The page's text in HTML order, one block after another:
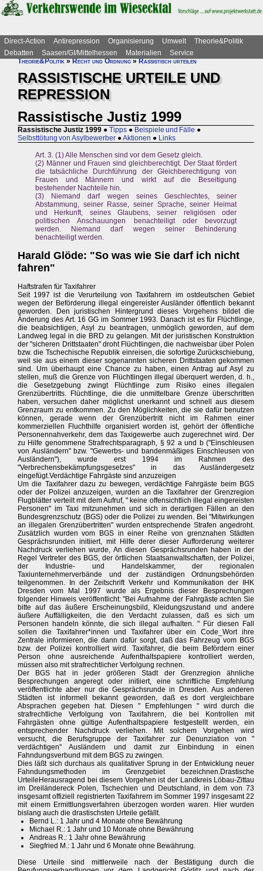
Direct-Action Antirepression Organisierung Umwelt
Theorie&Politik
Debatten
Saasen/GI/Mittelhessen Materialien
Service
Theorie&Politik»Recht und Ordnung»Rassistisch urteilen
RASSISTISCHE URTEILE UND
REPRESSION
Rassistische Justiz 1999
Rassistische Justiz 1999 ● Tipps ● Beispiele und Fälle ●
Selbsttötung von Asylbewerber ●Aktionen ● Links
Art. 3. (1) Alle Menschen sind vor dem Gesetz gleich.
(2) Männer und Frauen sind gleichberechtigt. Der Staat fördert
die tatsächliche Durchführung der Gleichberechtigung von
Frauen und Männern und wirkt auf die Beseitigung
bestehender Nachteile hin.
(3) Niemand darf wegen seines Geschlechtes, seiner
Abstammung, seiner Rasse, seiner Sprache, seiner Heimat
und Herkunft, seines Glaubens, seiner religiösen oder
politischen Anschauungen benachteiligt oder bevorzugt
werden. Niemand darf wegen seiner Behinderung
benachteiligt werden.
Harald Glöde: "So was wie Sie darf ich nicht
fahren"
Haftstrafen für Taxifahrer
Seit 1997 ist die Verurteilung von Taxifahrern im ostdeutschen Gebiet
wegen der Beförderung illegal eingereister Ausländer öffentlich bekannt
geworden. Den juristischen Hintergrund dieses Vorgehens bildet die
Änderung des Art. 16 GG im Sommer 1993. Danach ist es für Flüchtlinge,
die beabsichtigen, Asyl zu beantragen, unmöglich geworden, auf dem
Landweg legal in die BRD zu gelangen. Mit der juristischen Konstruktion
der "sicheren Drittstaaten" droht Flüchtlingen, die nachweisbar über Polen
bzw. die Tschechische Republik einreisen, die sofortige Zurückschiebung,
weil sie aus einem dieser sogenannten sicheren Drittstaaten gekommen
sind. Um überhaupt eine Chance zu haben, einen Antrag auf Asyl zu
stellen, muß die Grenze von Flüchtlingen illegal überquert werden, d. h.,
die Gesetzgebung zwingt Flüchtlinge zum Risiko eines illegalen
Grenzübertritts. Flüchtlinge, die die unmittelbare Grenze überschritten
haben, versuchen daher möglichst unerkannt und schnell aus diesem
Grenzraum zu entkommen. Zu den Möglichkeiten, die sie dafür benutzen
können, gerade wenn der Grenzübertritt nicht im Rahmen einer
kommerziellen Fluchthilfe organisiert worden ist, gehört der öffentliche
Personennahverkehr, dem das Taxigewerbe auch zugerechnet wird. Der
zu Hilfe genommene Strafrechtsparagraph, § 92 a und b ("Einschleusen
von Ausländern" bzw. "Gewerbs- und bandenmäßiges Einschleusen von
Ausländern"), wurde erst 1994 im Rahmen des
"Verbrechensbekämpfungsgesetzes" in das Ausländergesetz
eingefügt.Verdächtige Fahrgäste sind anzuzeigen
Um die Taxifahrer dazu zu bewegen, verdächtige Fahrgäste beim BGS
oder der Polizei anzuzeigen, wurden an die Taxifahrer der Grenzregion
Flugblätter verteilt mit dem Aufruf, " keine offensichtlich illegal eingereisten
Personen" im Taxi mitzunehmen und sich in derartigen Fällen an den
Bundesgrenzschutz (BGS) oder die Polizei zu wenden. Bei "Mitwirkungen
an illegalen Grenzübertritten" wurden entsprechende Strafen angedroht.
Zusätzlich wurden vom BGS in einer Reihe von grenznahen Städten
Gesprächsrunden initiiert, mit Hilfe derer dieser Aufforderung weiterer
Nachdruck verliehen wurde, An diesen Gesprächsrunden haben in der
Regel Vertreter des BGS, der örtlichen Staatsanwaltschaften, der Polizei,
der Industrie- und Handelskammer, der regionalen
Taxiunternehmerverbände und der zuständigen Ordnungsbehörden
teilgenommen. In der Zeitschrift Verkehr und Kommunikation der IHK
Dresden vom Mal 1997 wurde als Ergebnis dieser Besprechungen
folgender Hinweis veröffentlicht: "Bei Aufnahme der Fahrgäste achten Sie
bitte auf das äußere Erscheinungsbild, Kleidungszustand und andere
äußere Auffälligkeiten, die den Verdacht zulassen, daß es sich um
Personen handeln könnte, die sich illegal aufhalten. " Für diesen Fall
sollen die Taxifahrer*innen und Taxifahrer über ein Code_Wort ihre
Zentrale informieren, die dann dafür sorgt, daß das Fahrzeug vom BGS
bzw. der Polizei kontrolliert wird. Taxifahrer, die beim Befördern einer
Person ohne ausreichende Aufenthaltspapiere kontrolliert werden,
müssen also mit strafrechtlicher Verfolgung rechnen.
Der BGS hat in jeder größeren Stadt der Grenzregion ähnliche
Besprechungen angeregt oder initiiert, eine schriftliche Empfehlung
veröffentlichte aber nur die Gesprächsrunde in Dresden. Aus anderen
Städten ist informell bekannt geworden, daß es dort vergleichbare
Absprachen gegeben hat. Diesen " Empfehlungen " wird durch die
strafrechtliche Verfolgung von Taxifahrern, die bei Kontrollen mit
Fahrgästen ohne gültige Aufenthaltspapiere festgestellt werden, ein
entsprechender Nachdruck verliehen. Mit solchem Vorgehen wird
versucht, die Berufsgruppe der Taxifahrer zur Denunziation von "
verdächtigen" Ausländern und damit zur Einbindung in einen
Fahndungsverbund mit dem BGS zu zwingen.
Dies läßt sich durchaus als qualitativer Sprung in der Entwicklung neuer
Fahndungsmethoden im Grenzgebiet bezeichnen.Drastische
UrteileHerausragend bei diesem Vorgehen ist der Landkreis Löbau-Zittau
im Dreiländereck Polen, Tschechien und Deutschland, in dem von 73
insgesamt offiziell registrierten Taxifahrern im Sommer 1997 insgesamt 22
mit einem Ermittlungsverfahren überzogen worden waren. Hier wurden
bislang auch die drastischsten Urteile gefällt.
Bernd L.: 1 Jahr und 4 Monate ohne Bewährung
Michael R.: 1 Jahr und 10 Monate ohne Bewährung
Andreas R.: 1 Jahr ohne Bewährung
Siegfried M.: 1 Jahr und 6 Monate ohne Bewährung.
Diese Urteile sind mittlerweile nach der Bestätigung durch die